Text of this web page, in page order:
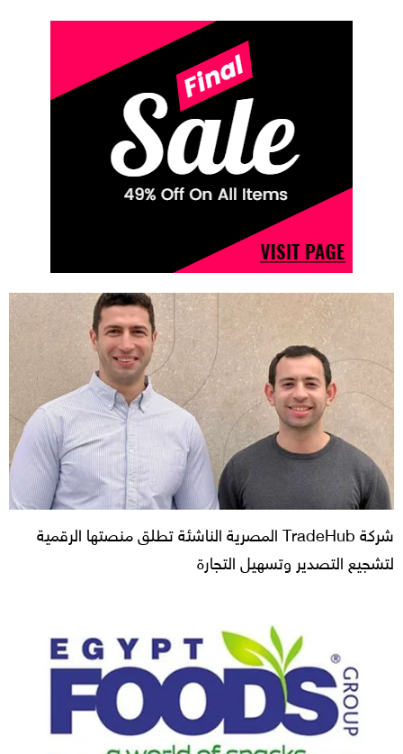
شركة TradeHub المصرية الناشئة تطلق منصتها الرقمية
لتشجيع التصدير وتسهيل التجارة